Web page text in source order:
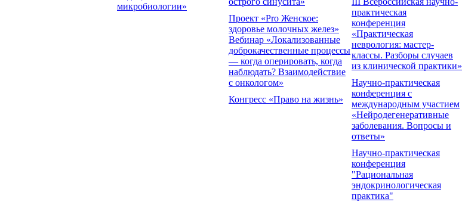
микробиологии»
Проект «Pro Женское:
здоровье молочных желез»
Вебинар «Локализованные
доброкачественные процессы
— когда оперировать, когда
наблюдать? Взаимодействие
с онкологом»
Конгресс «Право на жизнь»
практическая
конференция
«Практическая
неврология: мастер-
классы. Разборы случаев
из клинической практики»
Научно-практическая
конференция с
международным участием
«Нейродегенеративные
заболевания. Вопросы и
ответы»
Научно-практическая
конференция
"Рациональная
эндокринологическая
практика"